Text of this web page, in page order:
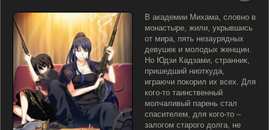
В академии Михама, словно в
монастыре, жили, укрывшись
от мира, пять незаурядных
девушек и молодых женщин.
Но Юдзи Кадзами, странник,
пришедший ниоткуда,
играючи покорил их всех. Для
кого-то таинственный
молчаливый парень стал
спасителем, для кого-то –
залогом старого долга, не